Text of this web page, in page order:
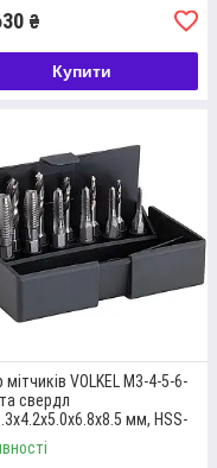
задач з нарізки
та
діаметром від
₴
Купити
мітчиків VOLKEL М3-4-5-6-
свердл
мм, HSS-
D, допуск ISO2/6H,
DIN 13, тримач з